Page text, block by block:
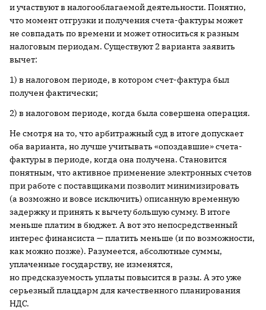
и участвуют в налогооблагаемой деятельности. Понятно,
что момент отгрузки и получения счета-фактуры может
не совпадать по времени и может относиться к разным
налоговым периодам. Существуют 2 варианта заявить
вычет:
1) в налоговом периоде, в котором счет-фактура был
получен фактически;
2) в налоговом периоде, когда была совершена операция.
Не смотря на то, что арбитражный суд в итоге допускает
оба варианта, но лучше учитывать «опоздавшие» счета-
фактуры в периоде, когда она получена. Становится
понятным, что активное применение электронных счетов
при работе с поставщиками позволит минимизировать
(а возможно и вовсе исключить) описанную временную
задержку и принять к вычету большую сумму. В итоге
меньше платим в бюджет. А вот это непосредственный
интерес финансиста — платить меньше (и по возможности,
как можно позже). Разумеется, абсолютные суммы,
уплаченные государству, не изменятся,
но предсказуемость уплаты повысится в разы. А это уже
серьезный плацдарм для качественного планирования
НДС.